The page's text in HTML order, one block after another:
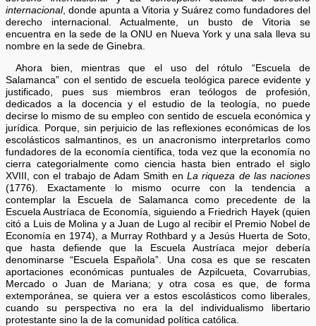
internacional, donde apunta a Vitoria y Suárez como fundadores del
derecho internacional. Actualmente, un busto de Vitoria se
encuentra en la sede de la ONU en Nueva York y una sala lleva su
nombre en la sede de Ginebra.
Ahora bien, mientras que el uso del rótulo “Escuela de
Salamanca” con el sentido de escuela teológica parece evidente y
justificado, pues sus miembros eran teólogos de profesión,
dedicados a la docencia y el estudio de la teología, no puede
decirse lo mismo de su empleo con sentido de escuela económica y
jurídica. Porque, sin perjuicio de las reflexiones económicas de los
escolásticos salmantinos, es un anacronismo interpretarlos como
fundadores de la economía científica, toda vez que la economía no
cierra categorialmente como ciencia hasta bien entrado el siglo
XVIII, con el trabajo de Adam Smith en La riqueza de las naciones
(1776). Exactamente lo mismo ocurre con la tendencia a
contemplar la Escuela de Salamanca como precedente de la
Escuela Austríaca de Economía, siguiendo a Friedrich Hayek (quien
citó a Luis de Molina y a Juan de Lugo al recibir el Premio Nobel de
Economía en 1974), a Murray Rothbard y a Jesús Huerta de Soto,
que hasta defiende que la Escuela Austríaca mejor debería
denominarse “Escuela Española”. Una cosa es que se rescaten
aportaciones económicas puntuales de Azpilcueta, Covarrubias,
Mercado o Juan de Mariana; y otra cosa es que, de forma
extemporánea, se quiera ver a estos escolásticos como liberales,
cuando su perspectiva no era la del individualismo libertario
protestante sino la de la comunidad política católica.